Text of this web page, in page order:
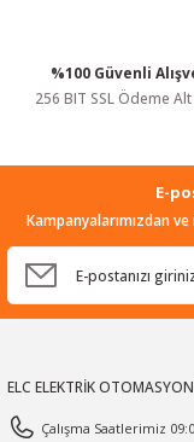
%100 Güvenli
256 BIT SSL Ödeme Alt
E-
Kampanyalarımızdan
ELC ELEKTRİK
Çalışma Saatlerimiz